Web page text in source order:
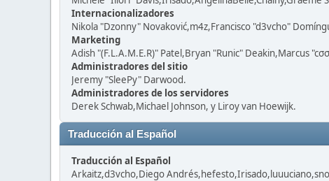
Internacionalizadores
Nikola "Dzonny" Novaković,m4z,Francisco "d3vcho"
Marketing
Adish "(F.L.A.M.E.R)" Patel,Bryan "Runic" Deakin,Marcus
Administradores del sitio
Jeremy "SleePy" Darwood.
Administradores de los servidores
Derek Schwab,Michael Johnson, y Liroy van Hoewijk.
Traducción al Español
Traducción al Español
Arkaitz,d3vcho,Diego